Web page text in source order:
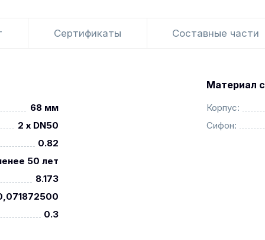
Сертификаты Составные части
68 мм
2 x DN50
0.82
50 лет
8.173
0.3
Материал
Корпус:
Сифон: